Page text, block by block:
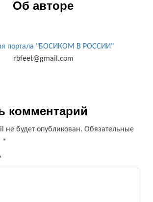
Об авторе
портала "БОСИКОМ В РОССИИ"
rbfeet@gmail.com
комментарий
не будет опубликован. Обязательные
*